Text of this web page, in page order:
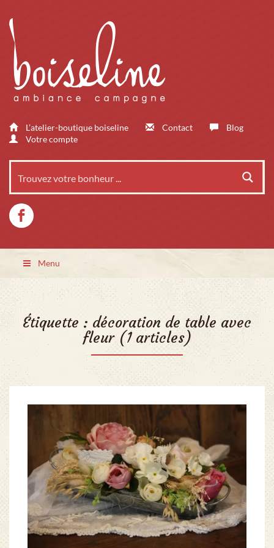
L’atelier-boutique boiseline Contact
Blog
Votre compte
Menu
Étiquette : décoration de table avec
fleur(1 articles)